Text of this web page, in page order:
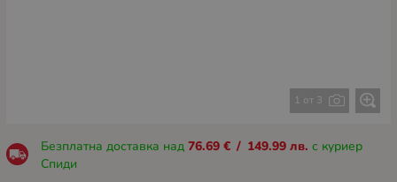
1 от 3
Безплатна доставка над 76.69 € / 149.99 лв. с куриер
Спиди